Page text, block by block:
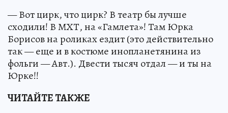
— Вот цирк, что цирк? В театр бы лучше
сходили! В МХТ, на «Гамлета»! Там Юрка
Борисов на роликах ездит (это действительно
так — еще и в костюме инопланетянина из
фольги — Авт.). Двести тысяч отдал — и ты на
Юрке!!
ЧИТАЙТЕ ТАКЖЕ